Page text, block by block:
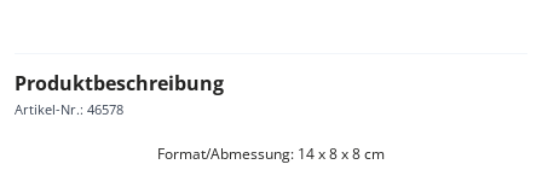
Produktbeschreibung
Artikel-Nr.: 46578
Format/Abmessung: 14 x 8 x 8 cm